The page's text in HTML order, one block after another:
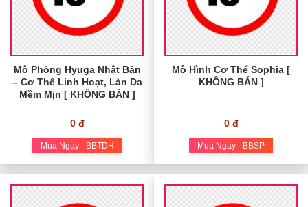
Mô Phỏng Hyuga Nhật Bản
– Cơ Thể Linh Hoạt, Làn Da
Mềm Mịn [ KHÔNG BÁN ]
0 đ
Mua Ngay - BBTDH
Mô Hình Cơ Thể Sophia [
KHÔNG BÁN ]
0 đ
Mua Ngay - BBSP